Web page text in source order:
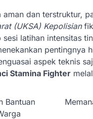
dan terstruktur,
(UKSA) Kepolisian
latihan intensitas
pentingnya
aspek teknis
Stamina Fighter
Bantuan